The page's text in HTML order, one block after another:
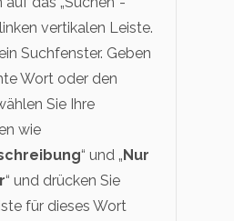
vertikalen Leiste.
Suchfenster. Geben
Wort oder den
Sie Ihre
wie
“ und „Nur
“ und drücken Sie
für dieses Wort